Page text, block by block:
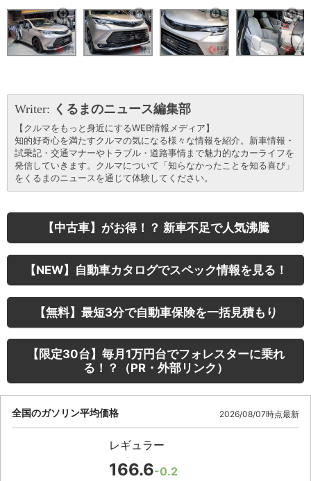
Writer: くるまのニュース編集部
【クルマをもっと身近にするWEB情報メディア】
知的好奇心を満たすクルマの気になる様々な情報を紹介。新車情報・
試乗記・交通マナーやトラブル・道路事情まで魅力的なカーライフを
発信していきます。クルマについて「知らなかったことを知る喜び」
をくるまのニュースを通じて体験してください。
【中古車】がお得！？ 新車不足で人気沸騰
【NEW】自動車カタログでスペック情報を見る！
【無料】最短3分で自動車保険を一括見積もり
【限定30台】毎月1万円台でフォレスターに乗れ
る！？（PR・外部リンク）
全国のガソリン平均価格 2026/08/07時点最新
レギュラー
166.6-0.2